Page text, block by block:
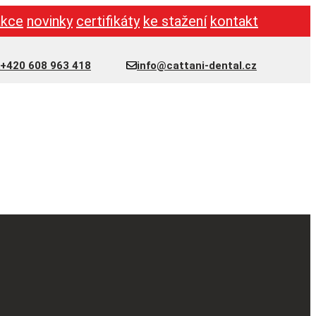
novinky certifikáty ke stažení kontakt
info@cattani-dental.cz
+420 608 963 418